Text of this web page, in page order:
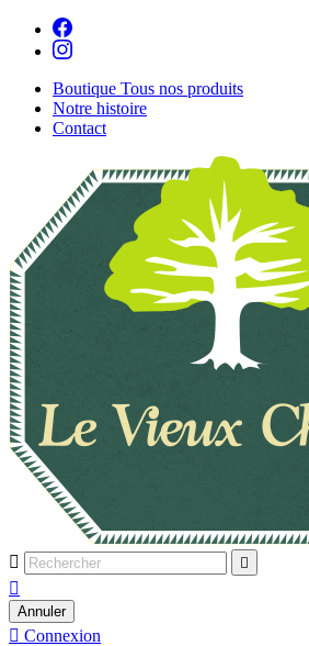
Boutique Tous nos produits
Notre histoire
Contact
 

Annuler
 Connexion